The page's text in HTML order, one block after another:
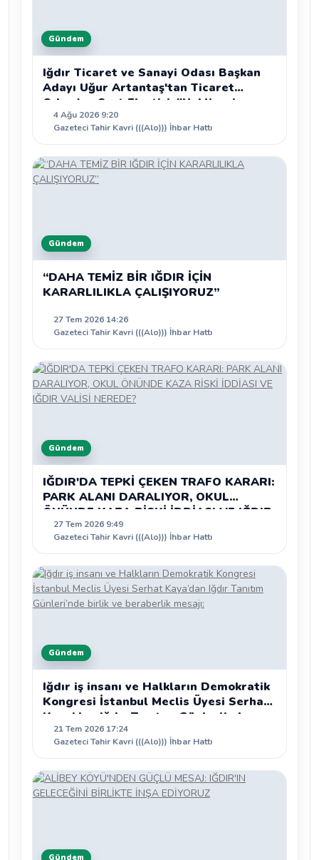
Gündem
Iğdır Ticaret ve Sanayi Odası Başkan
Adayı Uğur Artantaş'tan Ticaret
Odası'na Sert Eleştiri: "Nakliyeci
Sahipsiz Bırakılamaz"
4 Ağu 2026 9:20
Gazeteci Tahir Kavri (((Alo))) İhbar Hattı
Gündem
“DAHA TEMİZ BİR IĞDIR İÇİN
KARARLILIKLA ÇALIŞIYORUZ”
27 Tem 2026 14:26
Gazeteci Tahir Kavri (((Alo))) İhbar Hattı
Gündem
IĞDIR'DA TEPKİ ÇEKEN TRAFO KARARI:
PARK ALANI DARALIYOR, OKUL
ÖNÜNDE KAZA RİSKİ İDDİASI VE IĞDIR
VALİSİ NEREDE?
27 Tem 2026 9:49
Gazeteci Tahir Kavri (((Alo))) İhbar Hattı
Gündem
Iğdır iş insanı ve Halkların Demokratik
Kongresi İstanbul Meclis Üyesi Serhat
Kaya’dan Iğdır Tanıtım Günleri’nde
birlik ve beraberlik mesajı:
21 Tem 2026 17:24
Gazeteci Tahir Kavri (((Alo))) İhbar Hattı
Gündem